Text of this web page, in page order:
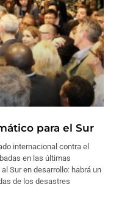
para el Sur
internacional contra el
en las últimas
Sur en desarrollo: habrá un
de los desastres